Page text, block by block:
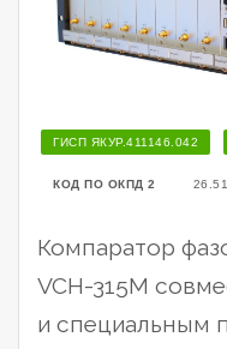
ГИСП ЯКУР.411146.042
КОД ПО ОКПД 2
Компаратор
VCH-315M
и специальным